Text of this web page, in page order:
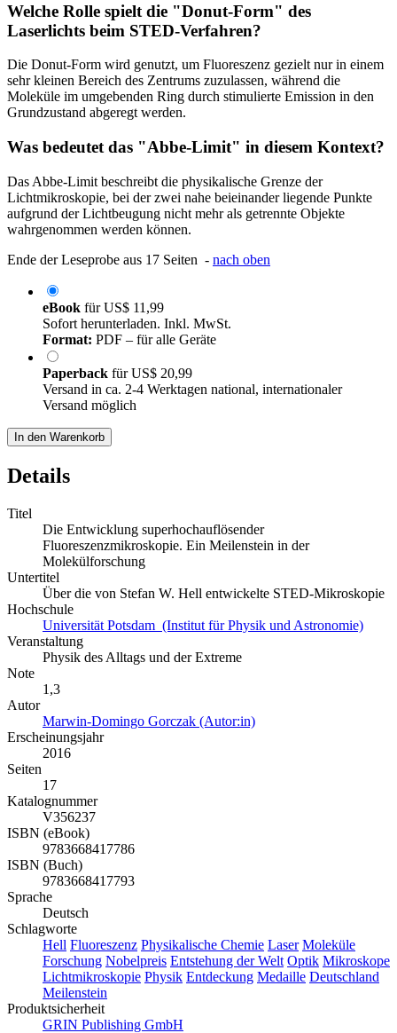
Welche Rolle spielt die "Donut-Form" des
Laserlichts beim STED-Verfahren?
Die Donut-Form wird genutzt, um Fluoreszenz gezielt nur in einem
sehr kleinen Bereich des Zentrums zuzulassen, während die
Moleküle im umgebenden Ring durch stimulierte Emission in den
Grundzustand abgeregt werden.
Was bedeutet das "Abbe-Limit" in diesem Kontext?
Das Abbe-Limit beschreibt die physikalische Grenze der
Lichtmikroskopie, bei der zwei nahe beieinander liegende Punkte
aufgrund der Lichtbeugung nicht mehr als getrennte Objekte
wahrgenommen werden können.
Ende der Leseprobe aus 17 Seiten - nach oben
eBook fürUS$ 11,99
Sofort herunterladen. Inkl. MwSt.
Format: PDF – für alle Geräte
Paperback fürUS$ 20,99
Versand in ca. 2-4 Werktagen national, internationaler
Versand möglich
In den Warenkorb
Details
Titel
Die Entwicklung superhochauflösender
Fluoreszenzmikroskopie. Ein Meilenstein in der
Molekülforschung
Untertitel
Über die von Stefan W. Hell entwickelte STED-Mikroskopie
Hochschule
Universität Potsdam (Institut für Physik und Astronomie)
Veranstaltung
Physik des Alltags und der Extreme
Note
1,3
Autor
Marwin-Domingo Gorczak (Autor:in)
Erscheinungsjahr
2016
Seiten
17
Katalognummer
V356237
ISBN (eBook)
9783668417786
ISBN (Buch)
9783668417793
Sprache
Deutsch
Schlagworte
Hell Fluoreszenz Physikalische Chemie Laser Moleküle
Forschung Nobelpreis Entstehung der Welt Optik Mikroskope
Lichtmikroskopie Physik Entdeckung Medaille Deutschland
Meilenstein
Produktsicherheit
GRIN Publishing GmbH